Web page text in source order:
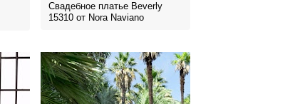
Свадебное платье Beverly
15310 от Nora Naviano